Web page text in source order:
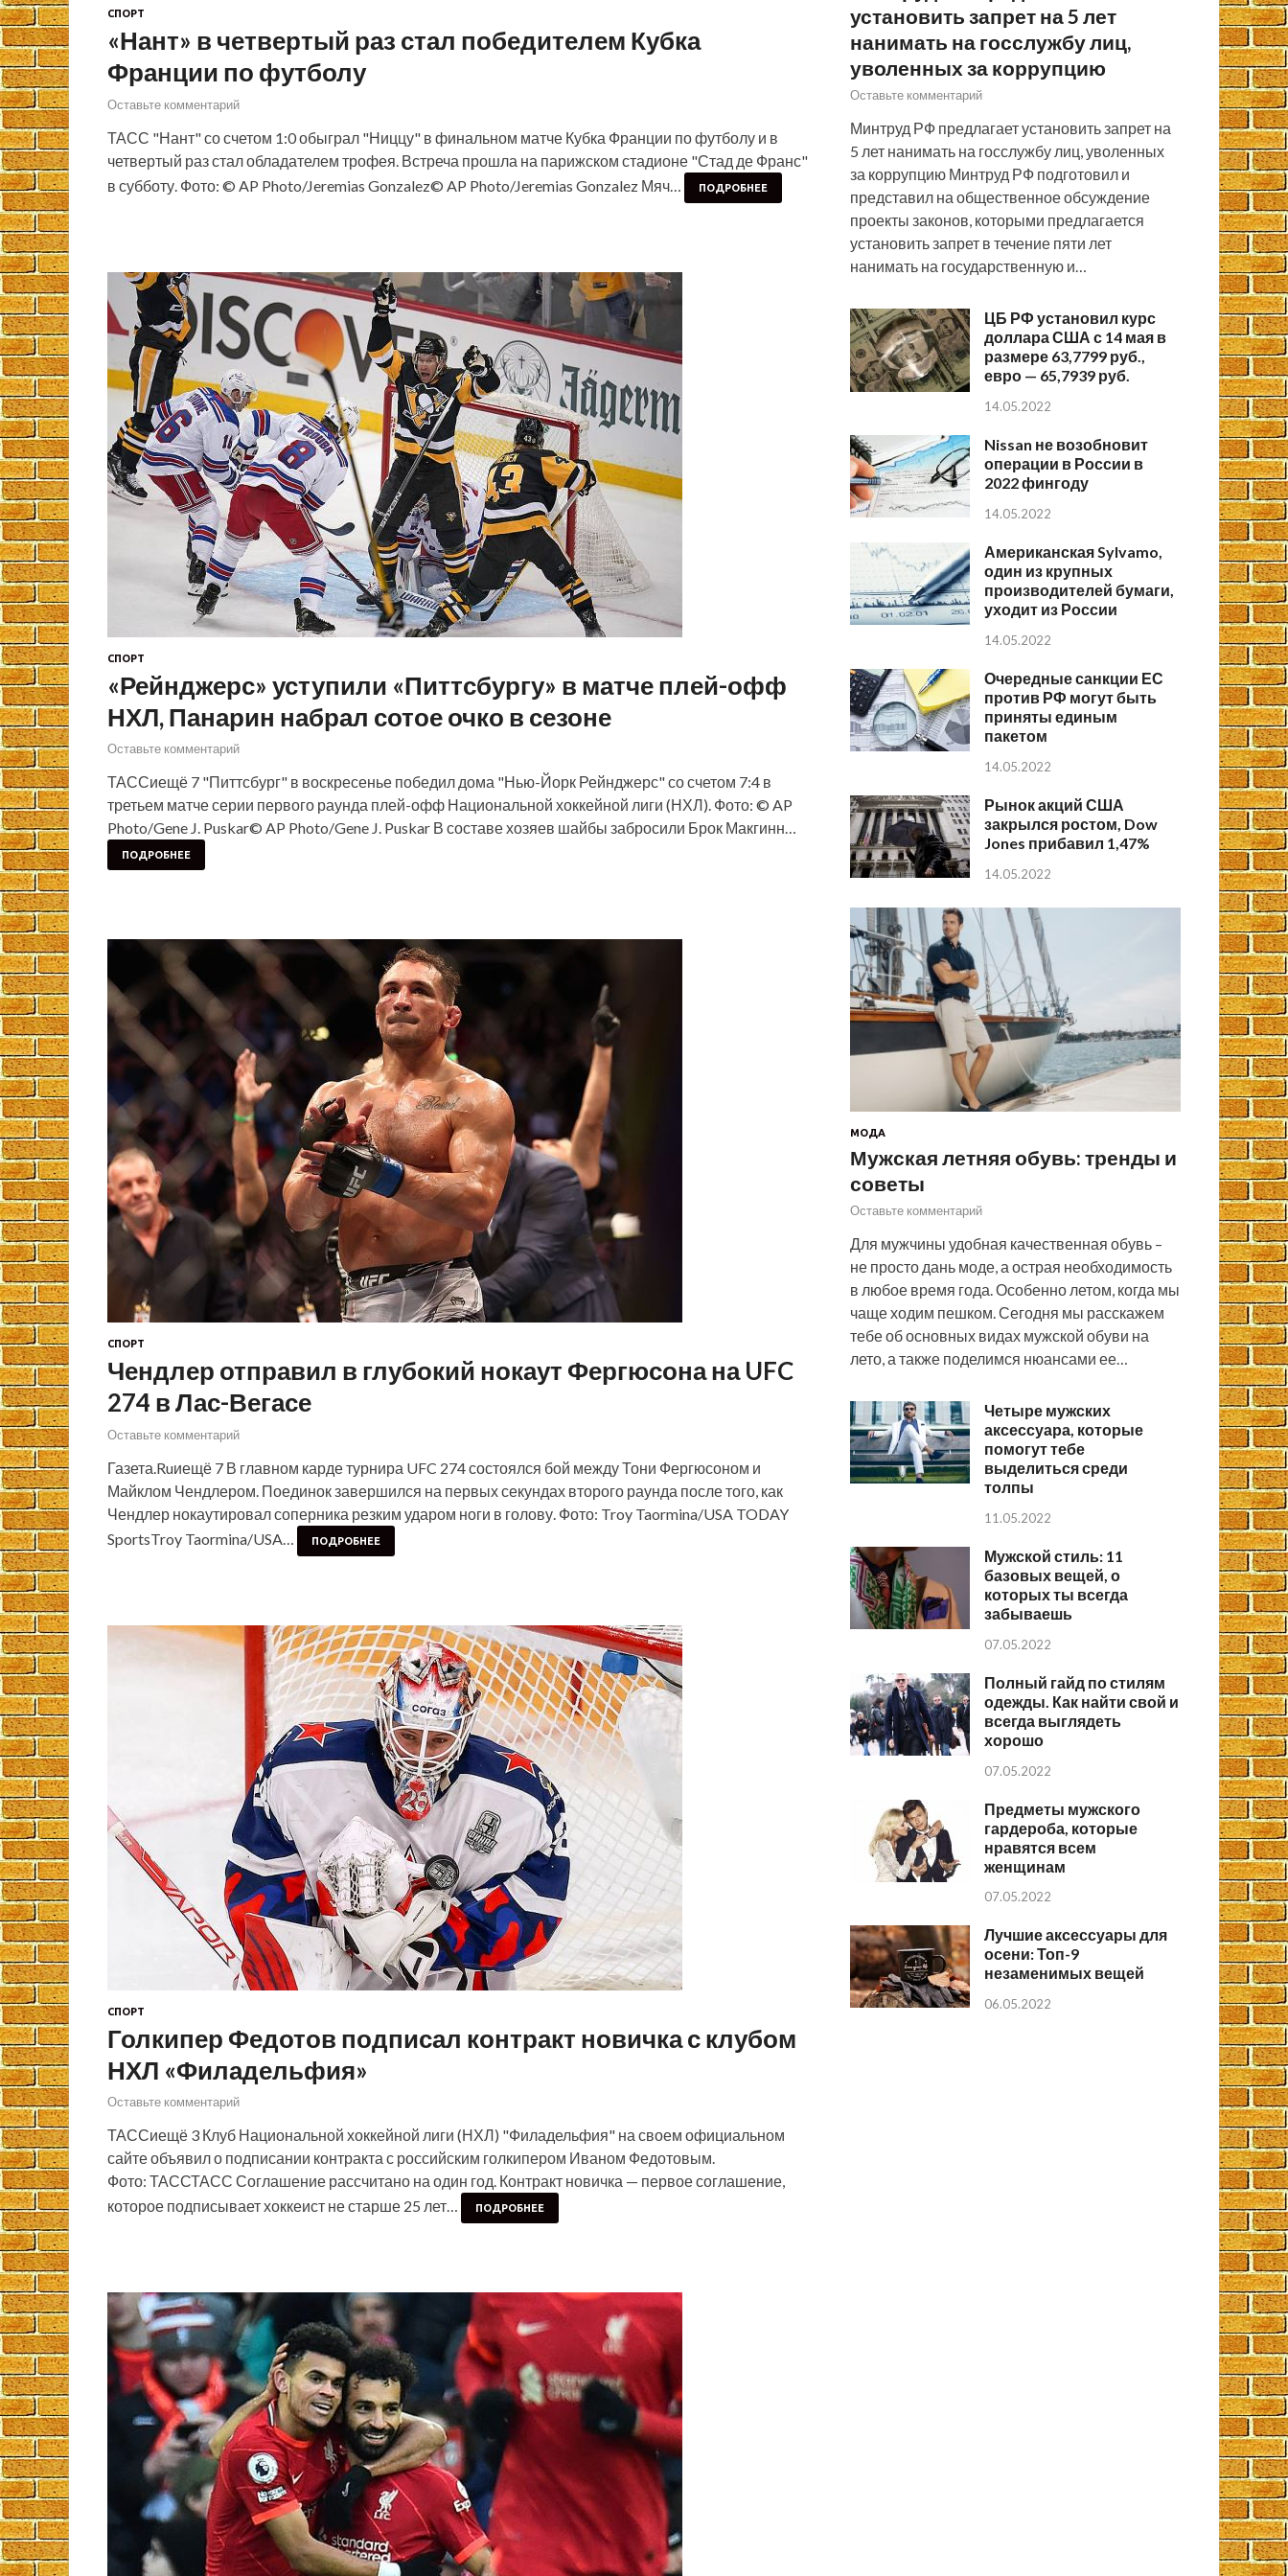
СПОРТ
«Нант» в четвертый раз стал победителем Кубка
Франции по футболу
Оставьте комментарий
ТАСС "Нант" со счетом 1:0 обыграл "Ниццу" в финальном матче Кубка Франции по футболу и в
четвертый раз стал обладателем трофея. Встреча прошла на парижском стадионе "Стад де Франс"
в субботу. Фото: © AP Photo/Jeremias Gonzalez© AP Photo/Jeremias Gonzalez Мяч…
ПОДРОБНЕЕ
СПОРТ
«Рейнджерс» уступили «Питтсбургу» в матче плей-офф
НХЛ, Панарин набрал сотое очко в сезоне
Оставьте комментарий
ТАССиещё 7 "Питтсбург" в воскресенье победил дома "Нью-Йорк Рейнджерс" со счетом 7:4 в
третьем матче серии первого раунда плей-офф Национальной хоккейной лиги (НХЛ). Фото: © AP
Photo/Gene J. Puskar© AP Photo/Gene J. Puskar В составе хозяев шайбы забросили Брок Макгинн…
ПОДРОБНЕЕ
СПОРТ
Чендлер отправил в глубокий нокаут Фергюсона на UFC
274 в Лас-Вегасе
Оставьте комментарий
Газета.Ruиещё 7 В главном карде турнира UFC 274 состоялся бой между Тони Фергюсоном и
Майклом Чендлером. Поединок завершился на первых секундах второго раунда после того, как
Чендлер нокаутировал соперника резким ударом ноги в голову. Фото: Troy Taormina/USA TODAY
SportsTroy Taormina/USA…
ПОДРОБНЕЕ
СПОРТ
Голкипер Федотов подписал контракт новичка с клубом
НХЛ «Филадельфия»
Оставьте комментарий
ТАССиещё 3 Клуб Национальной хоккейной лиги (НХЛ) "Филадельфия" на своем официальном
сайте объявил о подписании контракта с российским голкипером Иваном Федотовым.
Фото: ТАССТАСС Соглашение рассчитано на один год. Контракт новичка — первое соглашение,
которое подписывает хоккеист не старше 25 лет…
ПОДРОБНЕЕ
установить запрет на 5 лет
нанимать на госслужбу лиц,
уволенных за коррупцию
Оставьте комментарий
Минтруд РФ предлагает установить запрет на
5 лет нанимать на госслужбу лиц, уволенных
за коррупцию Минтруд РФ подготовил и
представил на общественное обсуждение
проекты законов, которыми предлагается
установить запрет в течение пяти лет
нанимать на государственную и…
ЦБ РФ установил курс
доллара США с 14 мая в
размере 63,7799 руб.,
евро — 65,7939 руб.
14.05.2022
Nissan не возобновит
операции в России в
2022 фингоду
14.05.2022
Американская Sylvamo,
один из крупных
производителей бумаги,
уходит из России
14.05.2022
Очередные санкции ЕС
против РФ могут быть
приняты единым
пакетом
14.05.2022
Рынок акций США
закрылся ростом, Dow
Jones прибавил 1,47%
14.05.2022
МОДА
Мужская летняя обувь: тренды и
советы
Оставьте комментарий
Для мужчины удобная качественная обувь –
не просто дань моде, а острая необходимость
в любое время года. Особенно летом, когда мы
чаще ходим пешком. Сегодня мы расскажем
тебе об основных видах мужской обуви на
лето, а также поделимся нюансами ее…
Четыре мужских
аксессуара, которые
помогут тебе
выделиться среди
толпы
11.05.2022
Мужской стиль: 11
базовых вещей, о
которых ты всегда
забываешь
07.05.2022
Полный гайд по стилям
одежды. Как найти свой и
всегда выглядеть
хорошо
07.05.2022
Предметы мужского
гардероба, которые
нравятся всем
женщинам
07.05.2022
Лучшие аксессуары для
осени: Топ-9
незаменимых вещей
06.05.2022